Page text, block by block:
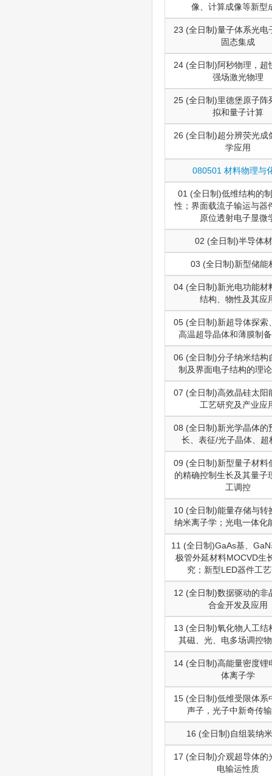
像、计算成像等新型
23 (全日制)量子体系光电
固态集成
24 (全日制)阿秒物理，超
强场激光物理
25 (全日制)里德堡原子阵
拟和量子计算
26 (全日制)超分辨荧光成
学应用
080501 材料物理与
01 (全日制)低维结构的
性；界面载流子输运与器
原位透射电子显微
02 (全日制)半导体
03 (全日制)新型储能
04 (全日制)新光电功能材
结构、物性及其应
05 (全日制)新超导体探索
高温超导晶体和薄膜制
06 (全日制)分子纳米结构
制及界面电子结构的理
07 (全日制)高效晶硅太阳
工艺研究及产业应
08 (全日制)新光学晶体的
长、表征/光子晶体、超
09 (全日制)新型量子材料
的精确控制生长及其量子
工调控
10 (全日制)能量存储与转
纳米离子学；光电一体化
11 (全日制)GaAs基、
极管外延材料MOCVD生
究；新型LED器件工
12 (全日制)数据驱动的非
合金开发及应用
13 (全日制)氧化物人工结
其磁、光、电多场调控
14 (全日制)高能量密度锂
体离子学
15 (全日制)低维受限体系
声子，光子中新奇传
16 (全日制)自组装纳
17 (全日制)介观超导体的
电输运性质